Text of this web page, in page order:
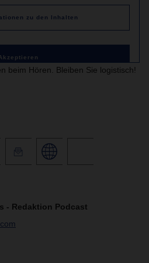
zu den Inhalten
beim Hören. Bleiben Sie logistisch!
- Redaktion Podcast